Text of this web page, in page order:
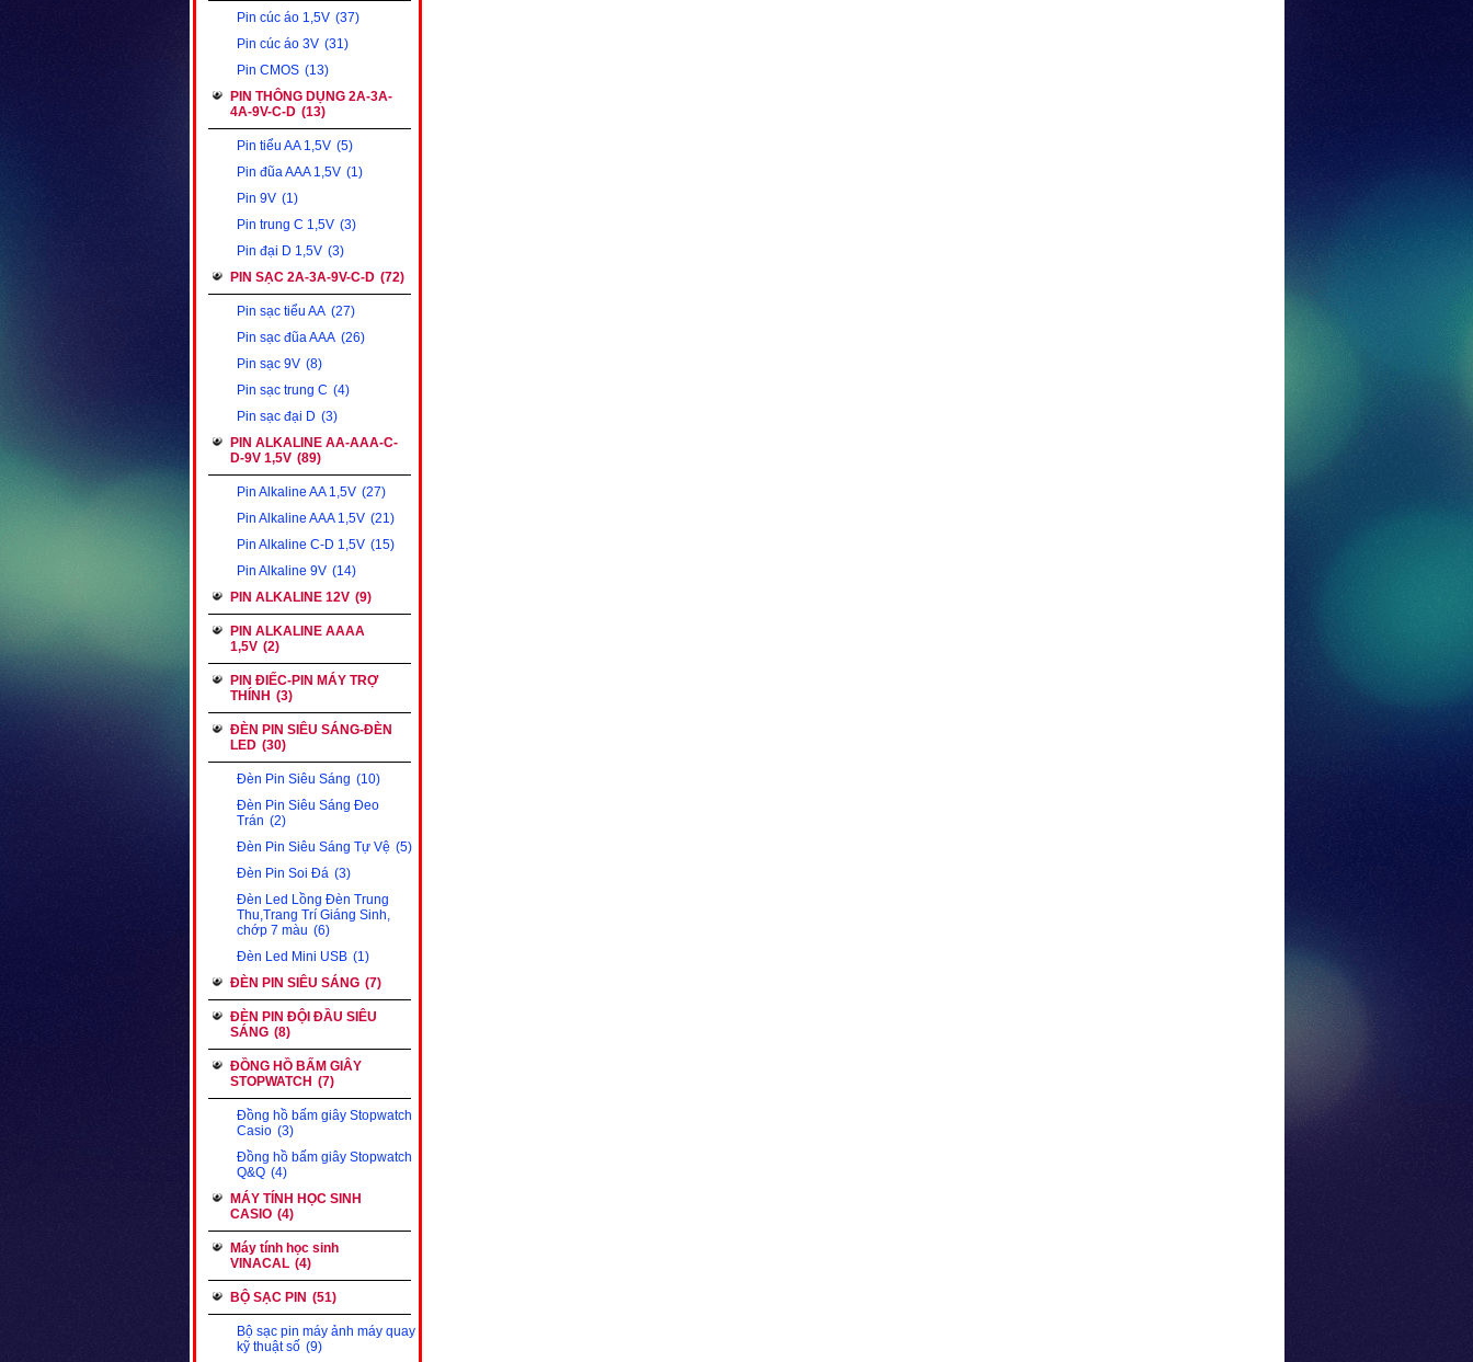
Pin cúc áo 1,5V (37)
Pin cúc áo 3V (31)
Pin CMOS (13)
PIN THÔNG DỤNG 2A-3A-
4A-9V-C-D (13)
Pin tiểu AA 1,5V (5)
Pin đũa AAA 1,5V (1)
Pin 9V (1)
Pin trung C 1,5V (3)
Pin đại D 1,5V (3)
PIN SẠC 2A-3A-9V-C-D (72)
Pin sạc tiểu AA (27)
Pin sạc đũa AAA (26)
Pin sạc 9V (8)
Pin sạc trung C (4)
Pin sạc đại D (3)
PIN ALKALINE AA-AAA-C-
D-9V 1,5V (89)
Pin Alkaline AA 1,5V (27)
Pin Alkaline AAA 1,5V (21)
Pin Alkaline C-D 1,5V (15)
Pin Alkaline 9V (14)
PIN ALKALINE 12V (9)
PIN ALKALINE AAAA
1,5V (2)
PIN ĐIẾC-PIN MÁY TRỢ
THÍNH (3)
ĐÈN PIN SIÊU SÁNG-ĐÈN
LED (30)
Đèn Pin Siêu Sáng (10)
Đèn Pin Siêu Sáng Đeo
Trán (2)
Đèn Pin Siêu Sáng Tự Vệ (5)
Đèn Pin Soi Đá (3)
Đèn Led Lồng Đèn Trung
Thu,Trang Trí Giáng Sinh,
chớp 7 màu (6)
Đèn Led Mini USB (1)
ĐÈN PIN SIÊU SÁNG (7)
ĐÈN PIN ĐỘI ĐẦU SIÊU
SÁNG (8)
ĐỒNG HỒ BẤM GIÂY
STOPWATCH (7)
Đồng hồ bấm giây Stopwatch
Casio (3)
Đồng hồ bấm giây Stopwatch
Q&Q (4)
MÁY TÍNH HỌC SINH
CASIO (4)
Máy tính học sinh
VINACAL (4)
BỘ SẠC PIN (51)
Bộ sạc pin máy ảnh máy quay
kỹ thuật số (9)